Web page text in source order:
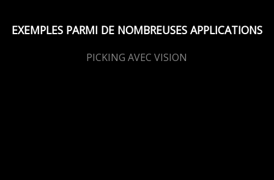
EXEMPLES PARMI DE NOMBREUSES APPLICATIONS
PICKING AVEC VISION